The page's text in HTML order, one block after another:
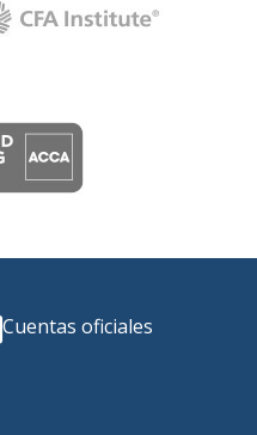
Cuentas oficiales